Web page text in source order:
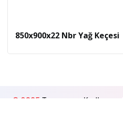
850x900x22 Nbr Yağ Keçesi
© 2025 Tasarım ve Kodlama -